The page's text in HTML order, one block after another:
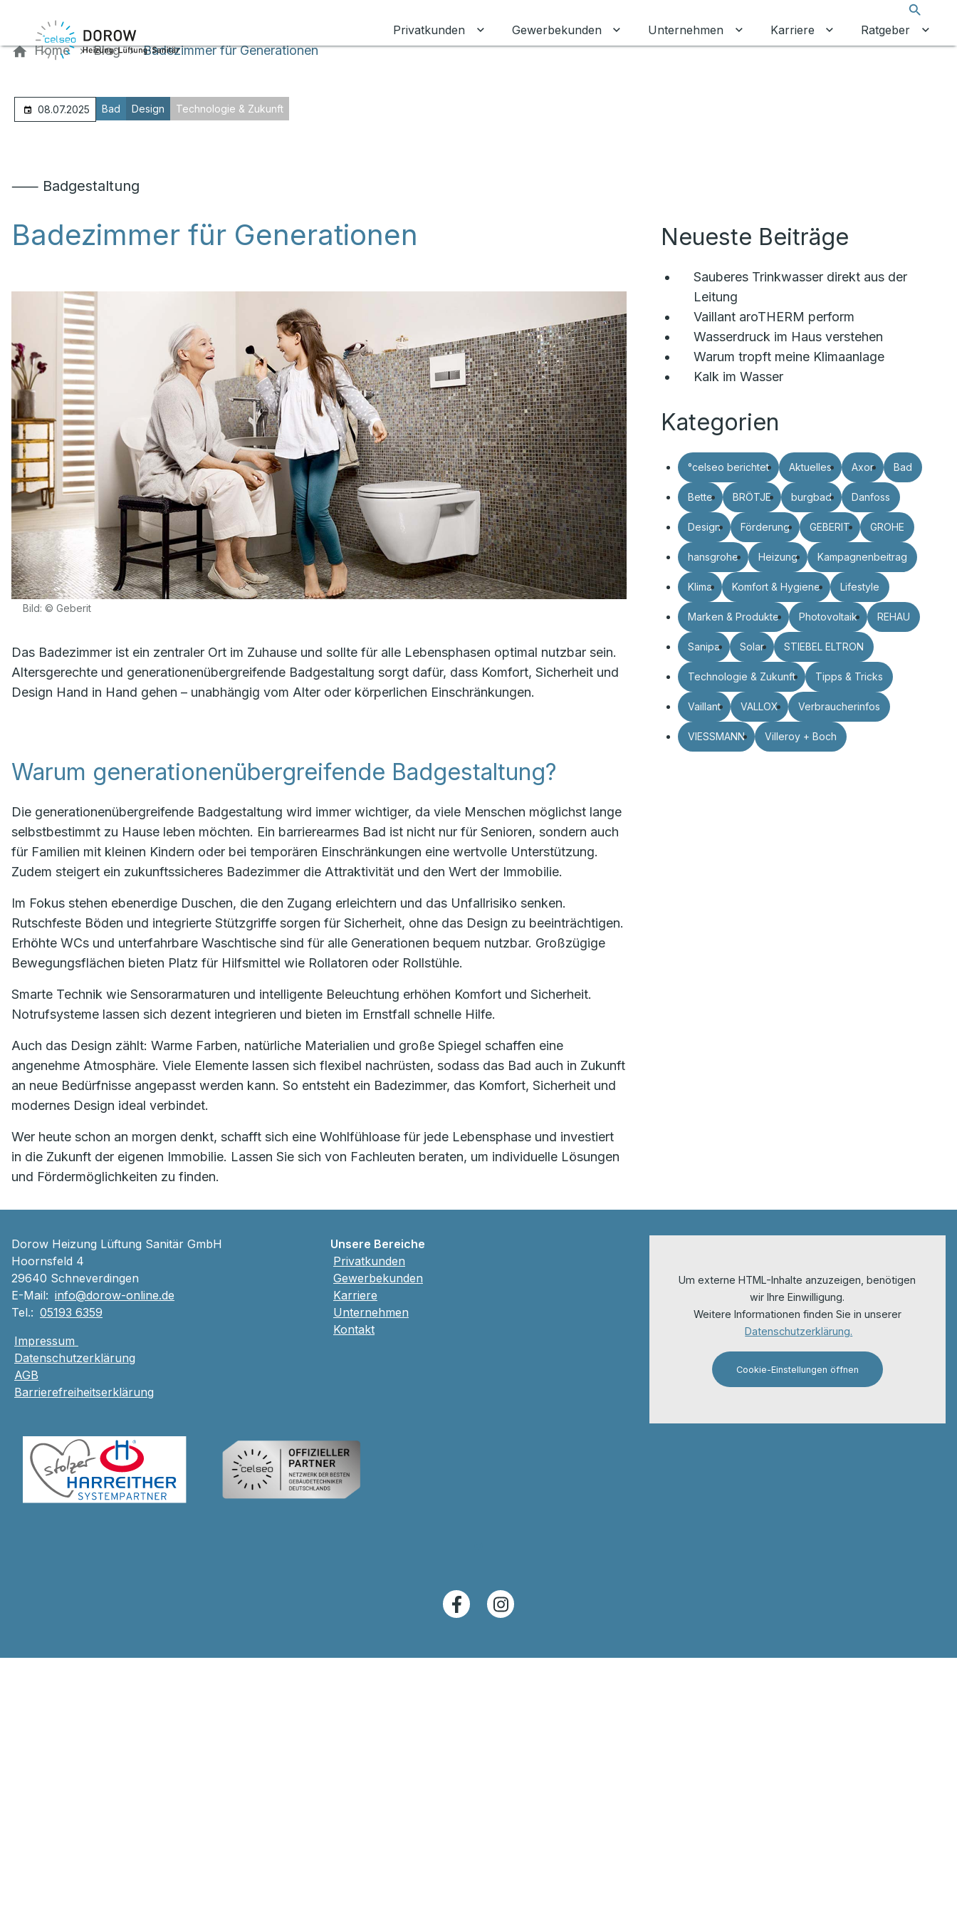
Privatkunden
Untermenü für Privatkunden umschalten
Gewerbekunden Untermenü für Gewerbekunden umschalten
Unternehmen Untermenü für Unternehmen
Karriere Untermenü für
Ratgeber
Home Blog Badezimmer für Generationen
08.07.2025 Bad Design Technologie & Zukunft
⸺ Badgestaltung
Badezimmer für Generationen
Bild: © Geberit
Das Badezimmer ist ein zentraler Ort im Zuhause und sollte für alle Lebensphasen optimal nutzbar sein.
Altersgerechte und generationenübergreifende Badgestaltung sorgt dafür, dass Komfort, Sicherheit und
Design Hand in Hand gehen – unabhängig vom Alter oder körperlichen Einschränkungen.
Warum generationenübergreifende Badgestaltung?
Die generationenübergreifende Badgestaltung wird immer wichtiger, da viele Menschen möglichst lange
selbstbestimmt zu Hause leben möchten. Ein barrierearmes Bad ist nicht nur für Senioren, sondern auch
für Familien mit kleinen Kindern oder bei temporären Einschränkungen eine wertvolle Unterstützung.
Zudem steigert ein zukunftssicheres Badezimmer die Attraktivität und den Wert der Immobilie.
Im Fokus stehen ebenerdige Duschen, die den Zugang erleichtern und das Unfallrisiko senken.
Rutschfeste Böden und integrierte Stützgriffe sorgen für Sicherheit, ohne das Design zu beeinträchtigen.
Erhöhte WCs und unterfahrbare Waschtische sind für alle Generationen bequem nutzbar. Großzügige
Bewegungsflächen bieten Platz für Hilfsmittel wie Rollatoren oder Rollstühle.
Smarte Technik wie Sensorarmaturen und intelligente Beleuchtung erhöhen Komfort und Sicherheit.
Notrufsysteme lassen sich dezent integrieren und bieten im Ernstfall schnelle Hilfe.
Auch das Design zählt: Warme Farben, natürliche Materialien und große Spiegel schaffen eine
angenehme Atmosphäre. Viele Elemente lassen sich flexibel nachrüsten, sodass das Bad auch in Zukunft
an neue Bedürfnisse angepasst werden kann. So entsteht ein Badezimmer, das Komfort, Sicherheit und
modernes Design ideal verbindet.
Wer heute schon an morgen denkt, schafft sich eine Wohlfühloase für jede Lebensphase und investiert
in die Zukunft der eigenen Immobilie. Lassen Sie sich von Fachleuten beraten, um individuelle Lösungen
und Fördermöglichkeiten zu finden.
Neueste Beiträge
Sauberes Trinkwasser direkt aus der
Leitung
Vaillant aroTHERM perform
Wasserdruck im Haus verstehen
Warum tropft meine Klimaanlage
Kalk im Wasser
Kategorien
°celseo berichtet Aktuelles Axor Bad
Bette BRÖTJE burgbad Danfoss
Design Förderung GEBERIT GROHE
hansgrohe Heizung Kampagnenbeitrag
Klima Komfort & Hygiene Lifestyle
Marken & Produkte Photovoltaik REHAU
Sanipa Solar STIEBEL ELTRON
Technologie & Zukunft Tipps & Tricks
Vaillant VALLOX Verbraucherinfos
VIESSMANN Villeroy + Boch
Dorow Heizung Lüftung Sanitär GmbH
Hoornsfeld 4
29640 Schneverdingen
E-Mail: info@dorow-online.de
Tel.: 05193 6359
Impressum
Datenschutzerklärung
AGB
Barrierefreiheitserklärung
Unsere Bereiche
Privatkunden
Gewerbekunden
Karriere
Unternehmen
Kontakt
Um externe HTML-Inhalte anzuzeigen, benötigen
wir Ihre Einwilligung.
Weitere Informationen finden Sie in unserer
Datenschutzerklärung.
Cookie-Einstellungen öffnen